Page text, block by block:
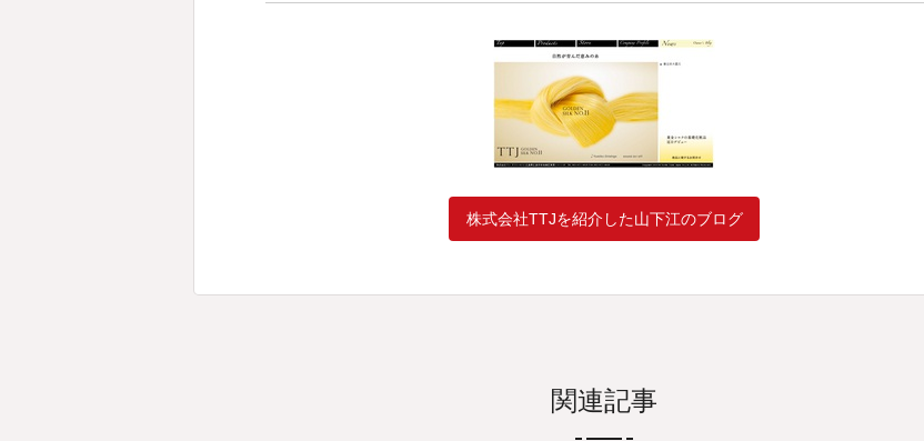
株式会社TTJを紹介した山下江のブログ
関連記事